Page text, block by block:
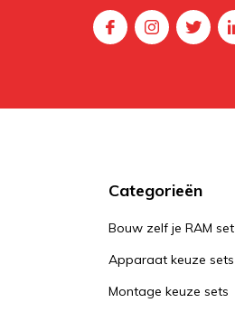
Categorieën
Bouw zelf je RAM set
Apparaat keuze sets
Montage keuze sets